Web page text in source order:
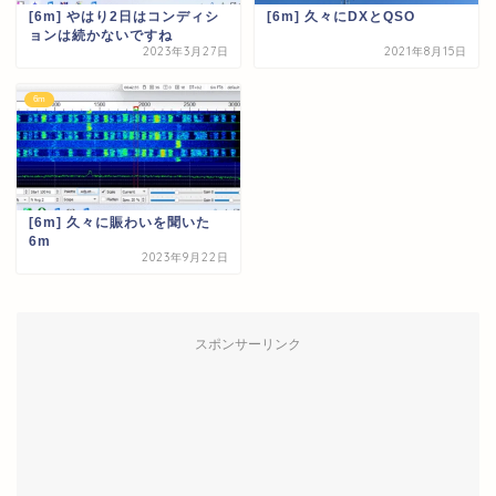
[6m] やはり2日はコンディシ
ョンは続かないですね
2023年3月27日
[6m] 久々にDXとQSO
2021年8月15日
6m
[6m] 久々に賑わいを聞いた
6m
2023年9月22日
スポンサーリンク